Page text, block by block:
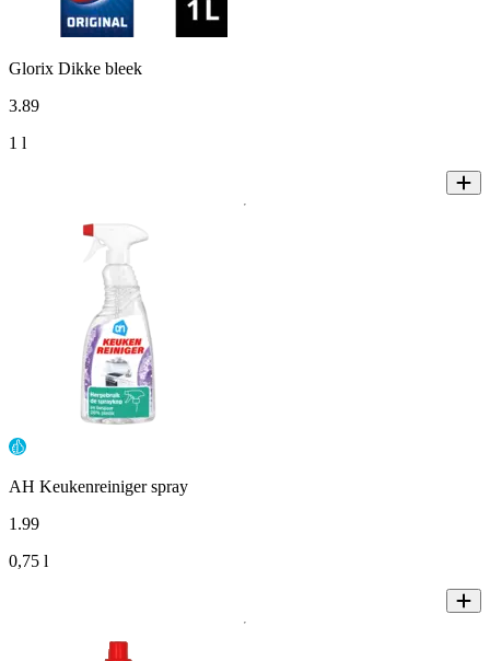
Glorix Dikke bleek
3.89
1 l
AH Keukenreiniger spray
1 .99
0,75 l